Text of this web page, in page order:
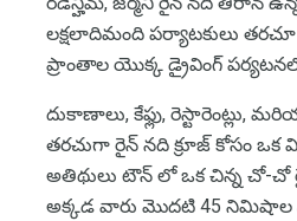
లక్షలాదిమంది పర్యాటకులు
ప్రాంతాల యొక్క డ్రైవింగ్
దుకాణాలు, కేఫ్లు, రెస్టారెంట్లు,
తరచుగా రైన్ నది క్రూజ్ కోసం
అతిథులు టౌన్ లో ఒక చిన్న చో-చో
అక్కడ వారు మొదటి 45 నిమిషాల